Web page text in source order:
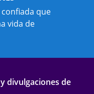
que
vida de
divulgaciones de